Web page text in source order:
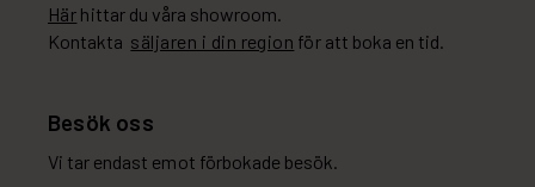
Här hittar du våra showroom.
Kontakta säljaren i din region för att boka en tid.
Besök oss
Vi tar endast emot förbokade besök.